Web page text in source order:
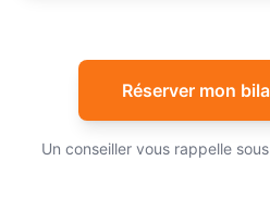
Réserver mon
Un conseiller vous rappelle